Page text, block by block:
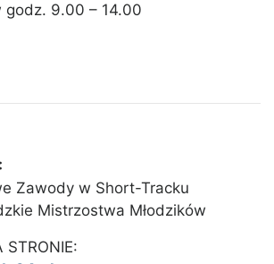
godz. 9.00 – 14.00
Zawody w Short-Tracku
Mistrzostwa Młodzików
STRONIE: